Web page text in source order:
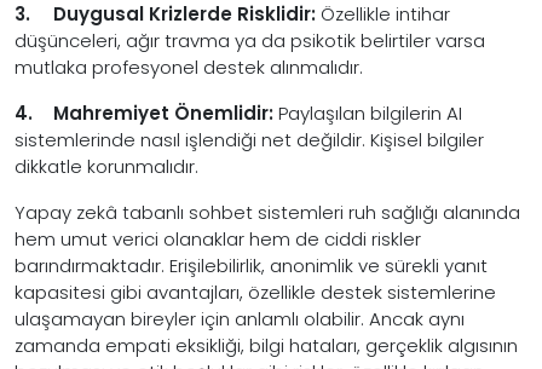
3.
Duygusal Krizlerde Risklidir: Özellikle intihar
düşünceleri, ağır travma ya da psikotik belirtiler varsa
mutlaka profesyonel destek alınmalıdır.
4.
Mahremiyet Önemlidir:Paylaşılan bilgilerin AI
sistemlerinde nasıl işlendiği net değildir. Kişisel bilgiler
dikkatle korunmalıdır.
Yapay zekâ tabanlı sohbet sistemleri ruh sağlığı alanında
hem umut verici olanaklar hem de ciddi riskler
barındırmaktadır. Erişilebilirlik, anonimlik ve sürekli yanıt
kapasitesi gibi avantajları, özellikle destek sistemlerine
ulaşamayan bireyler için anlamlı olabilir. Ancak aynı
zamanda empati eksikliği, bilgi hataları, gerçeklik algısının